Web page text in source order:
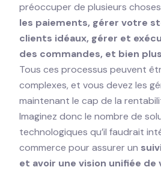
préoccuper de plusieurs choses
les paiements, gérer votre
clients idéaux, gérer et
des commandes, et bien
Tous ces processus peuvent
complexes, et vous devez les
maintenant le cap de la
Imaginez donc le nombre de
technologiques qu’il faudrait
commerce pour assurer un
et avoir une vision unifiée